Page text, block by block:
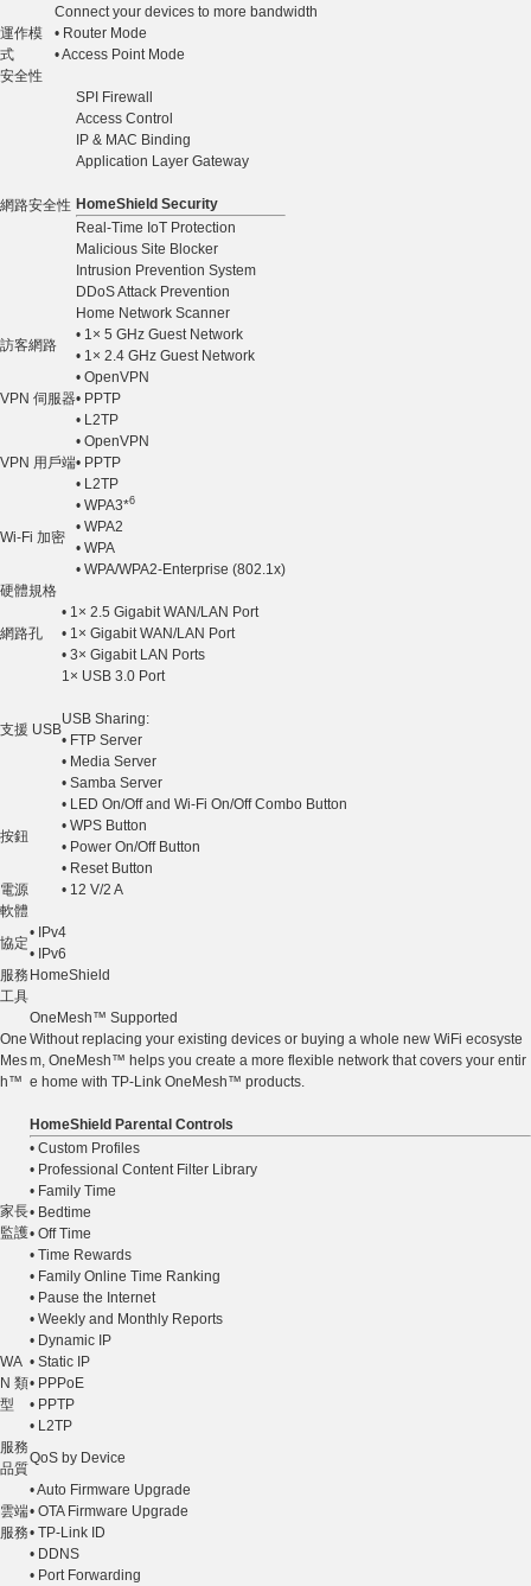
Connect your devices to more bandwidth
運作模
式
• Router Mode
• Access Point Mode
安全性
網路安全性
SPI Firewall
Access Control
IP & MAC Binding
Application Layer Gateway
HomeShield Security
Real-Time IoT Protection
Malicious Site Blocker
Intrusion Prevention System
DDoS Attack Prevention
Home Network Scanner
訪客網路
• 1× 5 GHz Guest Network
• 1× 2.4 GHz Guest Network
VPN 伺服器
• OpenVPN
• PPTP
• L2TP
VPN 用戶端
• OpenVPN
• PPTP
• L2TP
Wi-Fi 加密
• WPA3*6
• WPA2
• WPA
• WPA/WPA2-Enterprise (802.1x)
硬體規格
網路孔
• 1× 2.5 Gigabit WAN/LAN Port
• 1× Gigabit WAN/LAN Port
• 3× Gigabit LAN Ports
支援 USB
1× USB 3.0 Port
USB Sharing:
• FTP Server
• Media Server
• Samba Server
按鈕
• LED On/Off and Wi-Fi On/Off Combo Button
• WPS Button
• Power On/Off Button
• Reset Button
電源
• 12 V/2 A
軟體
協定
• IPv4
• IPv6
服務
工具
HomeShield
One
Mes
h™
OneMesh™ Supported
Without replacing your existing devices or buying a whole new WiFi ecosyste
m, OneMesh™ helps you create a more flexible network that covers your entir
e home with TP-Link OneMesh™ products.
家長
監護
HomeShield Parental Controls
• Custom Profiles
• Professional Content Filter Library
• Family Time
• Bedtime
• Off Time
• Time Rewards
• Family Online Time Ranking
• Pause the Internet
• Weekly and Monthly Reports
WA
N 類
型
• Dynamic IP
• Static IP
• PPPoE
• PPTP
• L2TP
服務
品質
QoS by Device
雲端
服務
• Auto Firmware Upgrade
• OTA Firmware Upgrade
• TP-Link ID
• DDNS
• Port Forwarding